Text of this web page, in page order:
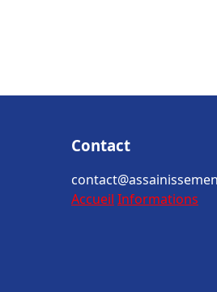
Contact
Accueil Informations